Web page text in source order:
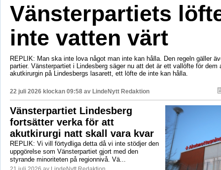
Vänsterpartiets
inte vatten värt
REPLIK: Man ska inte lova något man inte kan hålla. Den regeln gäller
partier. Vänsterpartiet i Lindesberg säger nu att det är ett vallöfte för dem
akutkirurgin på Lindesbergs lasarett, ett löfte de inte kan hålla.
22 juli 2026 klockan 09:58 av LindeNytt Redaktion
Vänsterpartiet Lindesberg
fortsätter verka för att
akutkirurgi natt skall vara kvar
REPLIK: Vi vill förtydliga detta då vi inte stödjer den
uppgörelse som Vänsterpartiet gjort med den
styrande minoriteten på regionnivå. Vä...